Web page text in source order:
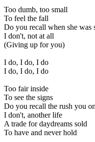
Too dumb, too small
To feel the fall
Do you recall when she was
I don't, not at all
(Giving up for you)
I do, I do, I do
I do, I do, I do
Too fair inside
To see the signs
Do you recall the rush you
I don't, another life
A trade for daydreams sold
To have and never hold